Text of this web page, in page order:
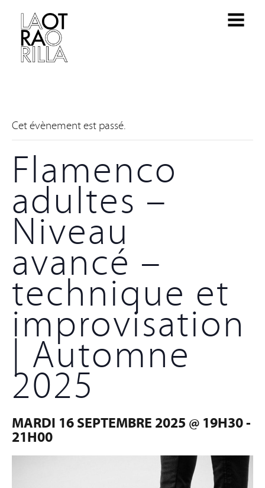
Cet évènement est passé.
Flamenco
adultes –
Niveau
avancé –
technique et
improvisation
| Automne
2025
MARDI 16 SEPTEMBRE 2025 @ 19H30-
21H00